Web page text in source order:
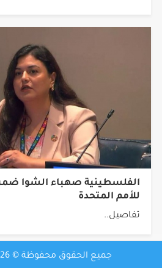
الفلسطينية صهباء الشوا
للأمم المتحدة
تفاصيل..
جميع الحقوق محفوظة © 2026 شبكة أجيال.